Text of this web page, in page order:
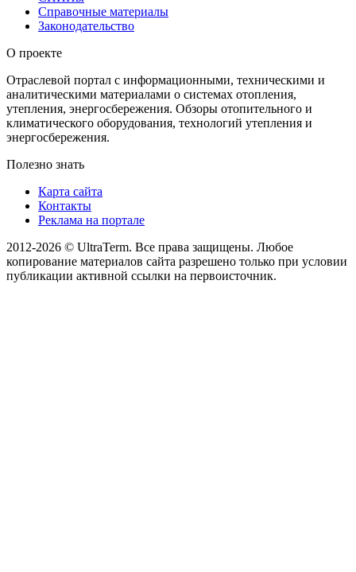
Справочные материалы
Законодательство
О проекте
Отраслевой портал с информационными, техническими и
аналитическими материалами о системах отопления,
утепления, энергосбережения. Обзоры отопительного и
климатического оборудования, технологий утепления и
энергосбережения.
Полезно знать
Карта сайта
Контакты
Реклама на портале
2012-2026 © UltraTerm. Все права защищены. Любое
копирование материалов сайта разрешено только при условии
публикации активной ссылки на первоисточник.